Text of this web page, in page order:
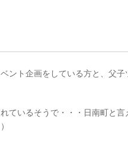
ント企画をしている方と、父
ているそうで・・・日南町と言